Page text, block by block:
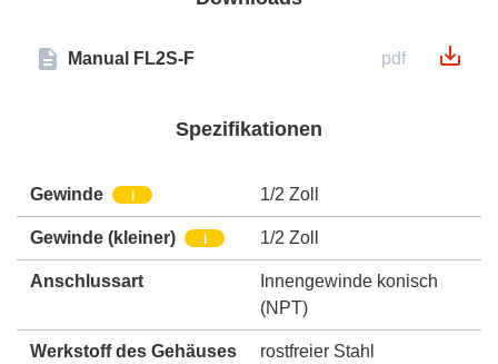
Manual FL2S-F pdf
Spezifikationen
Gewinde i 1/2 Zoll
Gewinde (kleiner) i 1/2 Zoll
Anschlussart
Innengewinde konisch
(NPT)
Werkstoff des Gehäuses rostfreier Stahl